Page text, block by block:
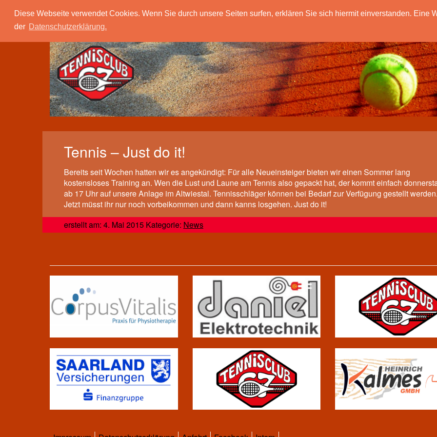
Diese Webseite verwendet Cookies. Wenn Sie durch unsere Seiten surfen, erklären Sie sich hiermit einverstanden. Eine
der Datenschutzerklärung.
Tc 67 Quierschied Verein Spielbetrieb
Tennis – Just do it!
Bereits seit Wochen hatten wir es angekündigt: Für alle Neueinsteiger bieten wir einen Sommer lang
kostensloses Training an. Wen die Lust und Laune am Tennis also gepackt hat, der kommt einfach
ab 17 Uhr auf unsere Anlage im Altwiestal. Tennisschläger können bei Bedarf zur Verfügung gestellt werden.
Jetzt müsst ihr nur noch vorbeikommen und dann kanns losgehen. Just do it!
erstellt am: 4. Mai 2015 Kategorie: News